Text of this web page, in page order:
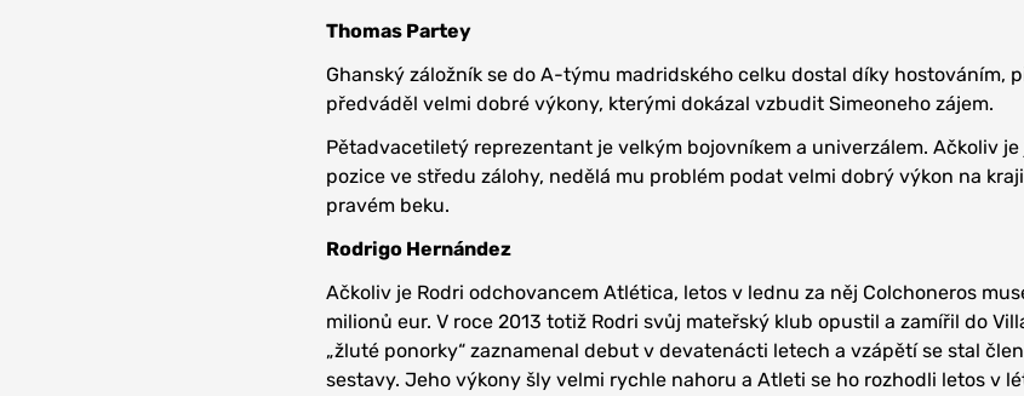
Thomas Partey
Ghanský záložník se do A-týmu madridského celku dostal díky hostováním,
předváděl velmi dobré výkony, kterými dokázal vzbudit Simeoneho zájem.
Pětadvacetiletý reprezentant je velkým bojovníkem a univerzálem. Ačkoliv
pozice ve středu zálohy, nedělá mu problém podat velmi dobrý výkon na
pravém beku.
Rodrigo Hernández
Ačkoliv je Rodri odchovancem Atlética, letos v lednu za něj Colchoneros
milionů eur. V roce 2013 totiž Rodri svůj mateřský klub opustil a zamířil do
„žluté ponorky“ zaznamenal debut v devatenácti letech a vzápětí se stal
sestavy. Jeho výkony šly velmi rychle nahoru a Atleti se ho rozhodli letos v